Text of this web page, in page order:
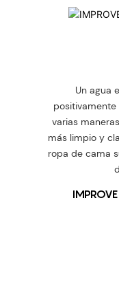
Un agua
varias
más limpio y
ropa de cama